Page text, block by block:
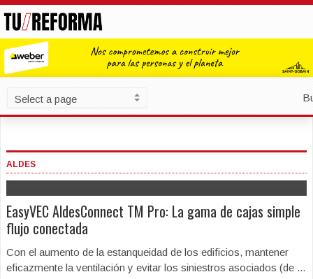
ALDES
EasyVEC AldesConnect TM Pro: La gama de cajas simple
flujo conectada
Con el aumento de la estanqueidad de los edificios, mantener
eficazmente la ventilación y evitar los siniestros asociados (de ...